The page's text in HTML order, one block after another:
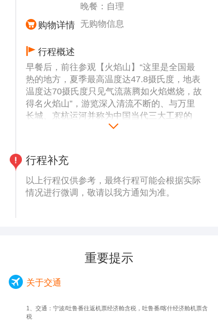
晚餐：自理
购物详情 无购物信息
行程概述
早餐后，前往参观【火焰山】“这里是全国最
热的地方，夏季最高温度达47.8摄氏度，地表
温度达70摄氏度只见气流蒸腾如火焰燃烧，故
得名火焰山”，游览深入清流不断的、与万里
长城、京杭运河并称为中国当代三大工程的
新疆的依依不舍之情和独特的了解，结束愉快
的西部之旅。
行程补充
以上行程仅供参考，最终行程可能会根据实际
情况进行微调，敬请以我方通知为准。
重要提示
关于交通
1、交通：宁波/吐鲁番往返机票经济舱含税，吐鲁番/喀什经济舱机票含
税